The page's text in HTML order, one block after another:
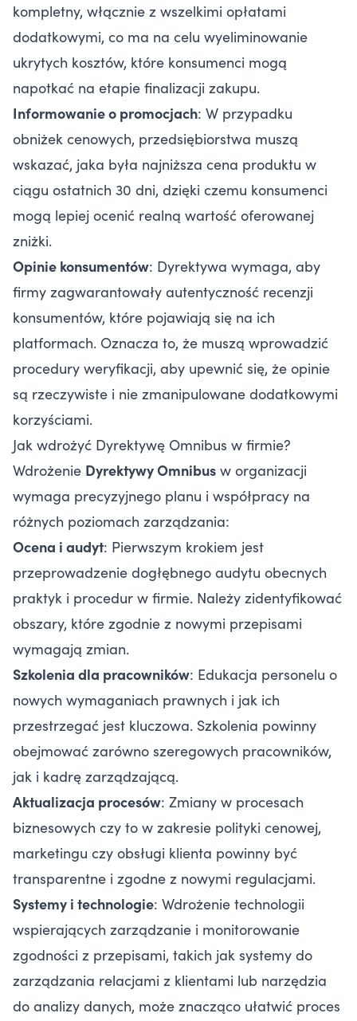
kompletny, włącznie z wszelkimi opłatami
dodatkowymi, co ma na celu wyeliminowanie
ukrytych kosztów, które konsumenci mogą
napotkać na etapie finalizacji zakupu.
Informowanie o promocjach: W przypadku
obniżek cenowych, przedsiębiorstwa muszą
wskazać, jaka była najniższa cena produktu w
ciągu ostatnich 30 dni, dzięki czemu konsumenci
mogą lepiej ocenić realną wartość oferowanej
zniżki.
Opinie konsumentów: Dyrektywa wymaga, aby
firmy zagwarantowały autentyczność recenzji
konsumentów, które pojawiają się na ich
platformach. Oznacza to, że muszą wprowadzić
procedury weryfikacji, aby upewnić się, że opinie
są rzeczywiste i nie zmanipulowane dodatkowymi
korzyściami.
Jak wdrożyć Dyrektywę Omnibus w firmie?
Wdrożenie Dyrektywy Omnibus w organizacji
wymaga precyzyjnego planu i współpracy na
różnych poziomach zarządzania:
Ocena i audyt: Pierwszym krokiem jest
przeprowadzenie dogłębnego audytu obecnych
praktyk i procedur w firmie. Należy zidentyfikować
obszary, które zgodnie z nowymi przepisami
wymagają zmian.
Szkolenia dla pracowników: Edukacja personelu o
nowych wymaganiach prawnych i jak ich
przestrzegać jest kluczowa. Szkolenia powinny
obejmować zarówno szeregowych pracowników,
jak i kadrę zarządzającą.
Aktualizacja procesów: Zmiany w procesach
biznesowych czy to w zakresie polityki cenowej,
marketingu czy obsługi klienta powinny być
transparentne i zgodne z nowymi regulacjami.
Systemy i technologie: Wdrożenie technologii
wspierających zarządzanie i monitorowanie
zgodności z przepisami, takich jak systemy do
zarządzania relacjami z klientami lub narzędzia
do analizy danych, może znacząco ułatwić proces